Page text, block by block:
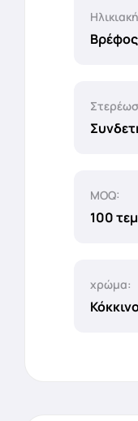
MOQ:
100
χρώμα: